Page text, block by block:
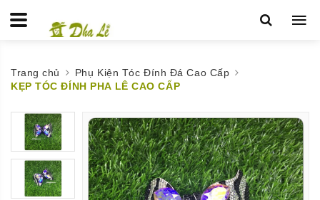
Trang chủ
Phụ Kiện Tóc Đính Đá Cao Cấp
KẸP TÓC ĐÍNH PHA LÊ CAO CẤP